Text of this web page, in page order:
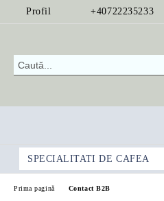
Profil +40722235233
SPECIALITATI DE CAFEA
Prima pagină Contact B2B